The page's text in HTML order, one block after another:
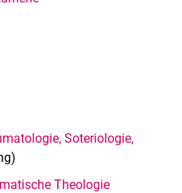
Soteriologie,
Theologie